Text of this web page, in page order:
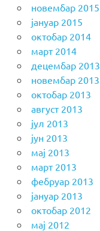
новембар 2015
јануар 2015
октобар 2014
март 2014
децембар 2013
новембар 2013
октобар 2013
август 2013
јул 2013
јун 2013
мај 2013
март 2013
фебруар 2013
јануар 2013
октобар 2012
мај 2012